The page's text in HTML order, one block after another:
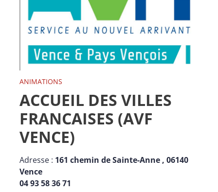
ANIMATIONS
ACCUEIL DES VILLES
FRANCAISES (AVF
VENCE)
Adresse : 161 chemin de Sainte-Anne , 06140
Vence
04 93 58 36 71